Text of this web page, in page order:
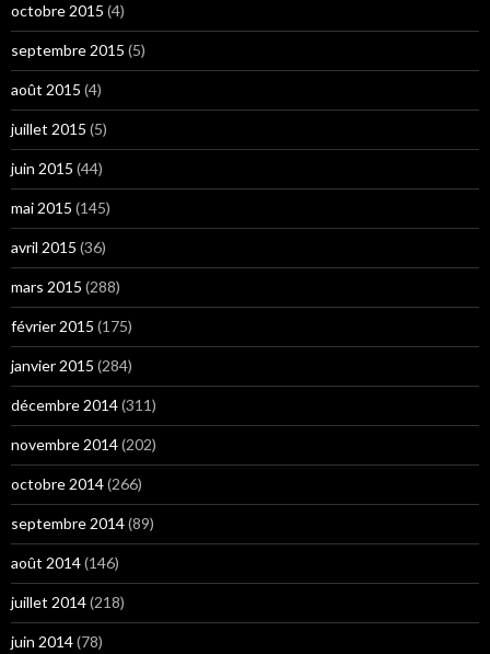
octobre 2015 (4)
septembre 2015 (5)
août 2015 (4)
juillet 2015 (5)
juin 2015 (44)
mai 2015 (145)
avril 2015 (36)
mars 2015 (288)
février 2015 (175)
janvier 2015 (284)
décembre 2014(311)
novembre 2014(202)
octobre 2014(266)
septembre 2014(89)
août 2014(146)
juillet 2014(218)
juin 2014(78)